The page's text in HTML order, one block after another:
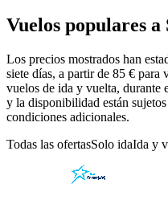
Vuelos populares a
Los precios mostrados han
siete días, a partir de 85 € para
vuelos de ida y vuelta, durante
y la disponibilidad están
condiciones adicionales.
Todas las ofertasSolo idaIda y